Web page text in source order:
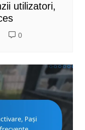
utilizatori,
0